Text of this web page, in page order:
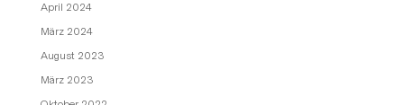
April 2024
März 2024
August 2023
März 2023